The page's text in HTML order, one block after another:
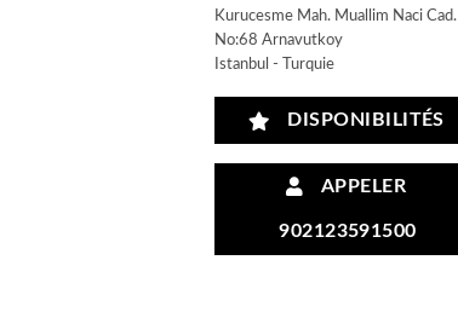
Kurucesme Mah. Muallim Naci Cad.
No:68 Arnavutkoy
Istanbul - Turquie
DISPONIBILITÉS
APPELER
902123591500